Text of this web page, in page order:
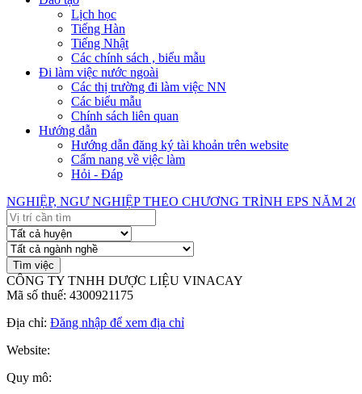
Lịch học
Tiếng Hàn
Tiếng Nhật
Các chính sách , biểu mẫu
Đi làm việc nước ngoài
Các thị trường đi làm việc NN
Các biểu mẫu
Chính sách liên quan
Hướng dẫn
Hướng dẫn đăng ký tài khoản trên website
Cẩm nang về việc làm
Hỏi - Đáp
NGƯ NGHIỆP THEO CHƯƠNG TRÌNH EPS NĂM 2026
CÔNG TY TNHH DƯỢC LIỆU VINACAY
Mã số thuế: 4300921175
Địa chỉ: Đăng nhập để xem địa chỉ
Website:
Quy mô: